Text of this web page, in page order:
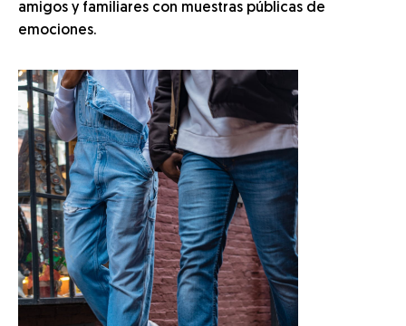
amigos y familiares con muestras públicas de
emociones.